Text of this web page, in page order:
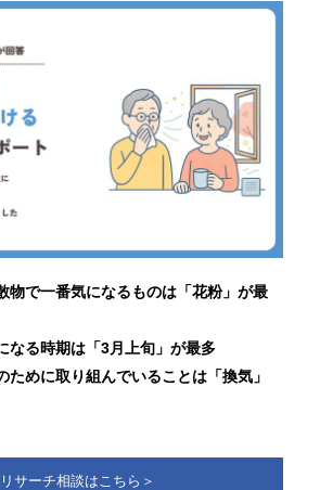
物で一番気になるものは「花粉」が最
なる時期は「3月上旬」が最多
ために取り組んでいることは「換気」
リサーチ相談はこちら＞